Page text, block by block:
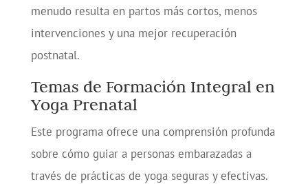
menudo resulta en partos más cortos, menos
intervenciones y una mejor recuperación
postnatal.
Temas de Formación Integral en
Yoga Prenatal
Este programa ofrece una comprensión profunda
sobre cómo guiar a personas embarazadas a
través de prácticas de yoga seguras y efectivas.